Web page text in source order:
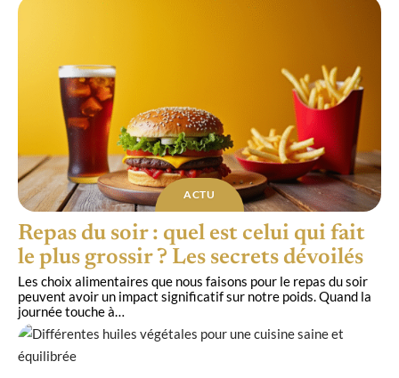
ACTU
Repas du soir : quel est celui qui fait
le plus grossir ? Les secrets dévoilés
Les choix alimentaires que nous faisons pour le repas du soir
peuvent avoir un impact significatif sur notre poids. Quand la
journée touche à…